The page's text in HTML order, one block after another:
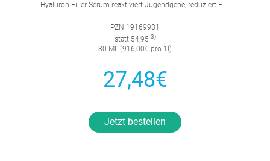
Hyaluron-Filler Serum reaktiviert Jugendgene, reduziert Falten und feine Linien, spendet intensive Feuchtigkeit und strafft die Gesichtskonturen.
PZN 19169931
statt 54,95 3)
30 ML (916,00€ pro 1l)
27,48€
Jetzt bestellen